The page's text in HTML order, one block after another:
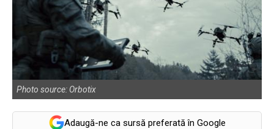
Photo source: Orbotix
Adaugă-ne ca sursă preferată în Google